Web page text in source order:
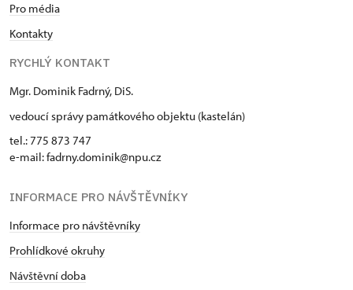
Pro média
Kontakty
RYCHLÝ KONTAKT
Mgr. Dominik Fadrný, DiS.
vedoucí správy památkového objektu (kastelán)
tel.: 775 873 747
e-mail: fadrny.dominik@npu.cz
INFORMACE PRO NÁVŠTĚVNÍKY
Informace pro návštěvníky
Prohlídkové okruhy
Návštěvní doba